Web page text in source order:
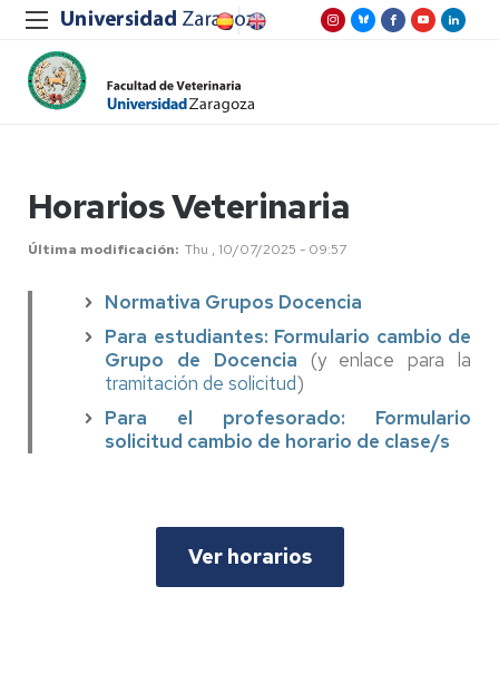
Horarios Veterinaria
Última modificación Thu , 10/07/2025 - 09:57
Normativa Grupos Docencia
Para estudiantes: Formulario cambio de
Grupo de Docencia (y enlace para la
tramitación de solicitud)
Para el profesorado: Formulario
solicitud cambio de horario de clase/s
Ver horarios